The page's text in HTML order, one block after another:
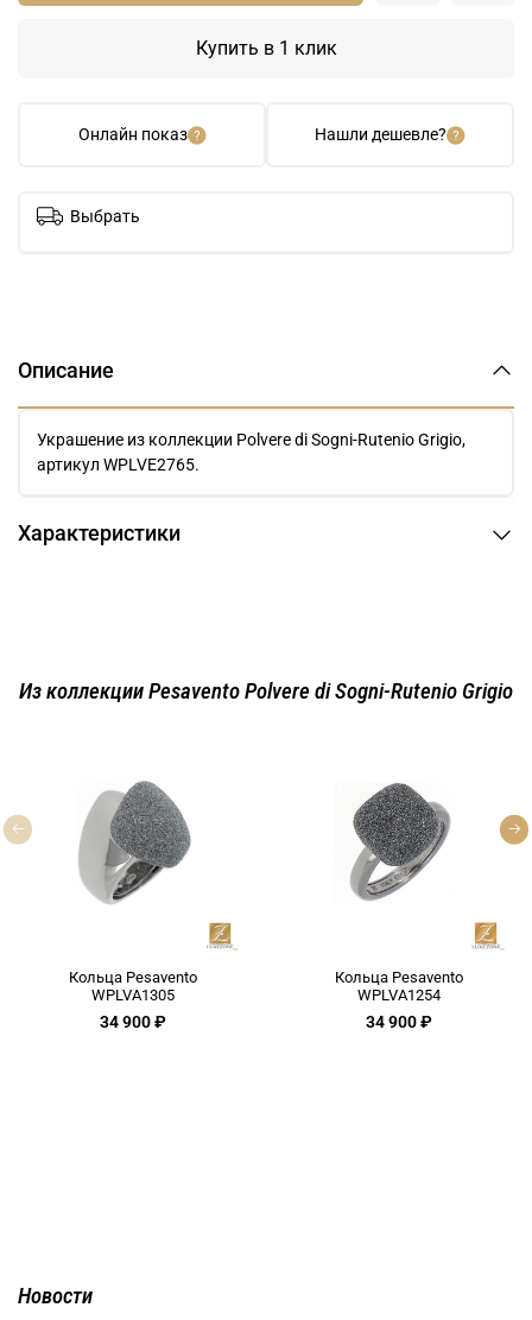
Онлайн показ Нашли дешевле?
Купить в 1 клик
Выбрать
Описание
Украшение из коллекции Polvere di Sogni-Rutenio Grigio,
артикул WPLVE2765.
Характеристики
Из коллекции Pesavento Polvere di Sogni-Rutenio Grigio
Кольца Pesavento
WPLVA1305
34 900 ₽
Кольца Pesavento
WPLVA1254
34 900 ₽
Новости